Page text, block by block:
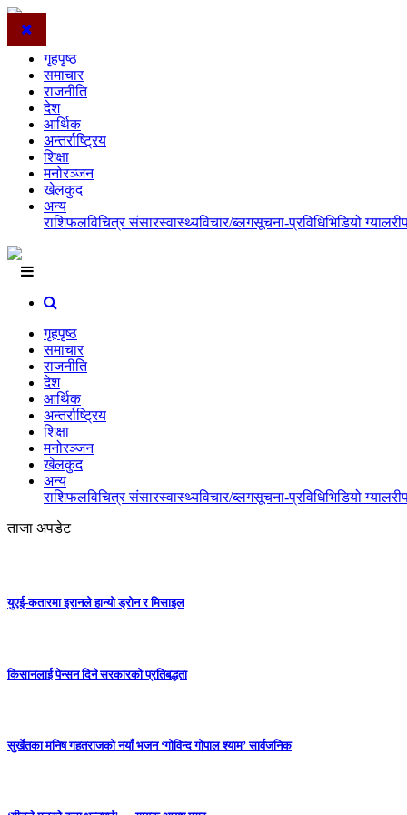
गृहपृष्ठ
समाचार
राजनीति
देश
आर्थिक
अन्तर्राष्ट्रिय
शिक्षा
मनोरञ्जन
खेलकुद
अन्य
राशिफलविचित्र संसारस्वास्थ्यविचार/ब्लगसूचना-प्रविधिभिडियो ग्यालरी
गृहपृष्ठ
समाचार
राजनीति
देश
आर्थिक
अन्तर्राष्ट्रिय
शिक्षा
मनोरञ्जन
खेलकुद
अन्य
राशिफलविचित्र संसारस्वास्थ्यविचार/ब्लगसूचना-प्रविधिभिडियो ग्यालरी
ताजा अपडेट
युएई-कतारमा इरानले हान्यो ड्रोन र मिसाइल
किसानलाई पेन्सन दिने सरकारको प्रतिबद्धता
सुर्खेतका मनिष गहतराजको नयाँ भजन ‘गोविन्द गोपाल श्याम’ सार्वजनिक